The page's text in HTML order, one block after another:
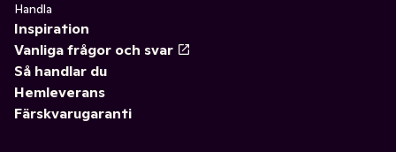
Handla
Inspiration
Vanliga frågor och svar
Så handlar du
Hemleverans
Färskvarugaranti